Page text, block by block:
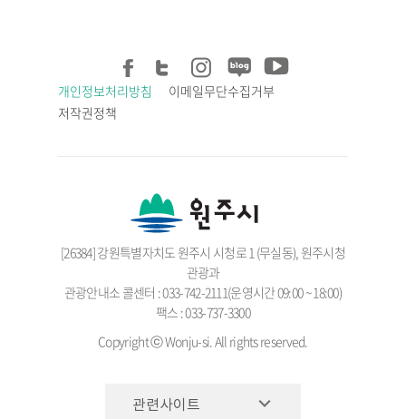
개인정보처리방침
이메일무단수집거부
저작권정책
[26384] 강원특별자치도 원주시 시청로 1 (무실동), 원주시청
관광과
관광안내소 콜센터 : 033-742-2111(운영시간 09:00 ~ 18:00)
팩스 : 033-737-3300
Copyright ⓒ Wonju-si. All rights reserved.
관련사이트